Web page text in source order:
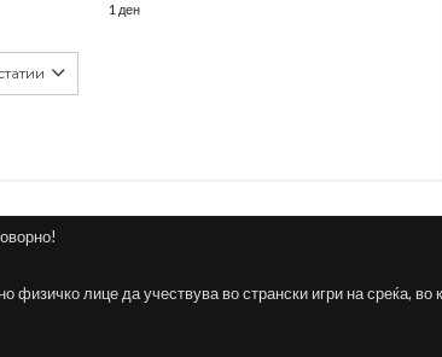
1 ден
физичко лице да учествува во странски игри на среќа, во